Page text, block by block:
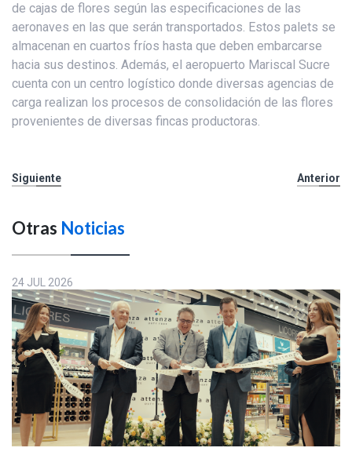
de cajas de flores según las especificaciones de las
aeronaves en las que serán transportados. Estos palets se
almacenan en cuartos fríos hasta que deben embarcarse
hacia sus destinos. Además, el aeropuerto Mariscal Sucre
cuenta con un centro logístico donde diversas agencias de
carga realizan los procesos de consolidación de las flores
provenientes de diversas fincas productoras.
Siguiente Anterior
Otras Noticias
24 JUL 2026